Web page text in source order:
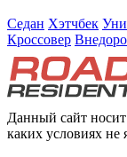
Седан Хэтчбек
Кроссовер
Данный сайт
каких условиях не